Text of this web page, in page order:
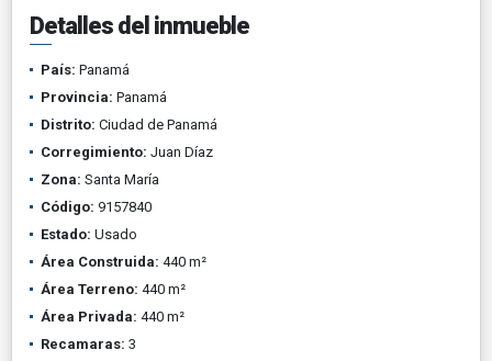
Detalles del inmueble
País: Panamá
Provincia: Panamá
Distrito: Ciudad de Panamá
Corregimiento: Juan Díaz
Zona: Santa María
Código: 9157840
Estado: Usado
Área Construida: 440 m²
Área Terreno: 440 m²
Área Privada: 440 m²
Recamaras: 3